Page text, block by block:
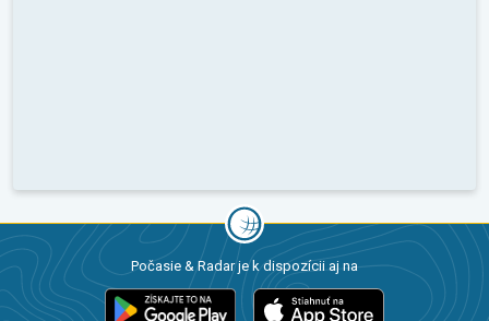
Počasie & Radar je k dispozícii aj na